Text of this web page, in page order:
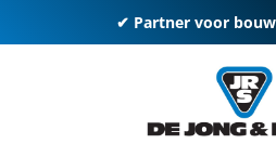
✔ Partner voor